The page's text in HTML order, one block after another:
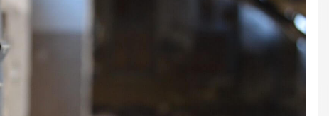
5
5G A